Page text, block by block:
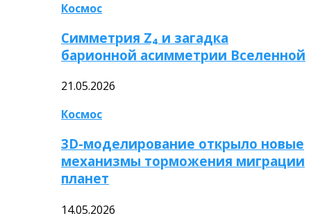
Космос
Симметрия Z₄ и загадка
барионной асимметрии Вселенной
21.05.2026
Космос
3D-моделирование открыло новые
механизмы торможения миграции
планет
14.05.2026